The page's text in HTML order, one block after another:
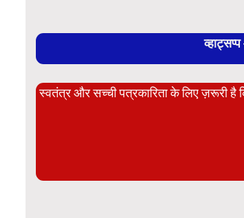
स्वतंत्र और सच्ची पत्रकारिता के लिए ज़रूरी